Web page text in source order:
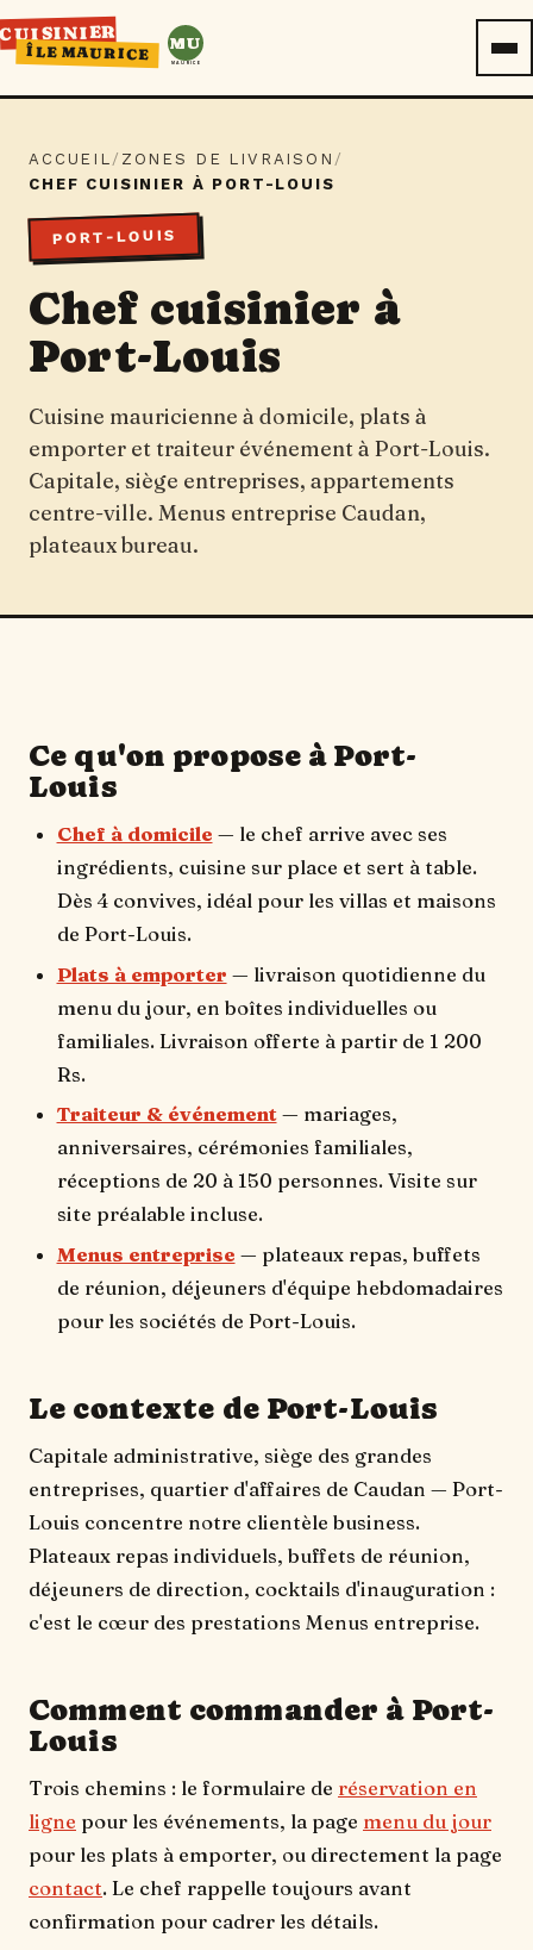
CUISINIER
ÎLE MAURICE MU
MAURICE
ACCUEIL / ZONES DE LIVRAISON /
CHEF CUISINIER À PORT-LOUIS
PORT-LOUIS
Chef cuisinier à
Port-Louis
Cuisine mauricienne à domicile, plats à
emporter et traiteur événement à Port-Louis.
Capitale, siège entreprises, appartements
centre-ville. Menus entreprise Caudan,
plateaux bureau.
Ce qu'on propose à Port-
Louis
Chef à domicile — le chef arrive avec ses
ingrédients, cuisine sur place et sert à table.
Dès 4 convives, idéal pour les villas et maisons
de Port-Louis.
Plats à emporter — livraison quotidienne du
menu du jour, en boîtes individuelles ou
familiales. Livraison offerte à partir de 1 200
Rs.
Traiteur & événement— mariages,
anniversaires, cérémonies familiales,
réceptions de 20 à 150 personnes. Visite sur
site préalable incluse.
Menus entreprise — plateaux repas, buffets
de réunion, déjeuners d'équipe hebdomadaires
pour les sociétés de Port-Louis.
Le contexte de Port-Louis
Capitale administrative, siège des grandes
entreprises, quartier d'affaires de Caudan — Port-
Louis concentre notre clientèle business.
Plateaux repas individuels, buffets de réunion,
déjeuners de direction, cocktails d'inauguration :
c'est le cœur des prestations Menus entreprise.
Comment commander à Port-
Louis
Trois chemins : le formulaire de réservation en
ligne pour les événements, la page menu du jour
pour les plats à emporter, ou directement la page
contact. Le chef rappelle toujours avant
confirmation pour cadrer les détails.